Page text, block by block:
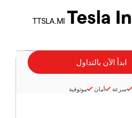
Tesla
TTSLA.MI
سرعة أمان موثوقية